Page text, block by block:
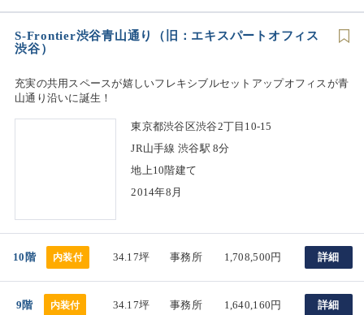
S-Frontier渋谷青山通り（旧：エキスパートオフィス
渋谷）
充実の共用スペースが嬉しいフレキシブルセットアップオフィスが青
山通り沿いに誕生！
東京都渋谷区渋谷2丁目10-15
JR山手線 渋谷駅 8分
地上10階建て
2014年8月
10階 内装付 34.17坪 事務所 1,708,500円 詳細
9階 内装付 34.17坪 事務所 1,640,160円 詳細